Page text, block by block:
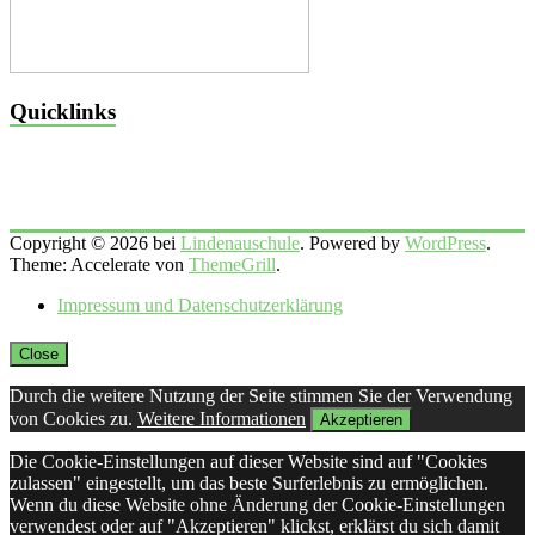
Quicklinks
Copyright © 2026 bei Lindenauschule. Powered by WordPress.
Theme: Accelerate von ThemeGrill.
Impressum und Datenschutzerklärung
Close
Durch die weitere Nutzung der Seite stimmen Sie der Verwendung
von Cookies zu. Weitere Informationen Akzeptieren
Die Cookie-Einstellungen auf dieser Website sind auf "Cookies
zulassen" eingestellt, um das beste Surferlebnis zu ermöglichen.
Wenn du diese Website ohne Änderung der Cookie-Einstellungen
verwendest oder auf "Akzeptieren" klickst, erklärst du sich damit